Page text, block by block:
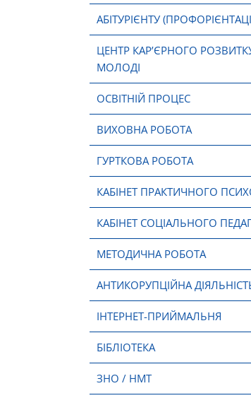
АБІТУРІЄНТУ
ЦЕНТР КАР’ЄРНОГО
МОЛОДІ
ОСВІТНІЙ ПРОЦЕС
ВИХОВНА РОБОТА
ГУРТКОВА РОБОТА
КАБІНЕТ ПРАКТИЧНОГО
КАБІНЕТ СОЦІАЛЬНОГО
МЕТОДИЧНА РОБОТА
АНТИКОРУПЦІЙНА
ІНТЕРНЕТ-ПРИЙМАЛЬНЯ
БІБЛІОТЕКА
ЗНО / НМТ